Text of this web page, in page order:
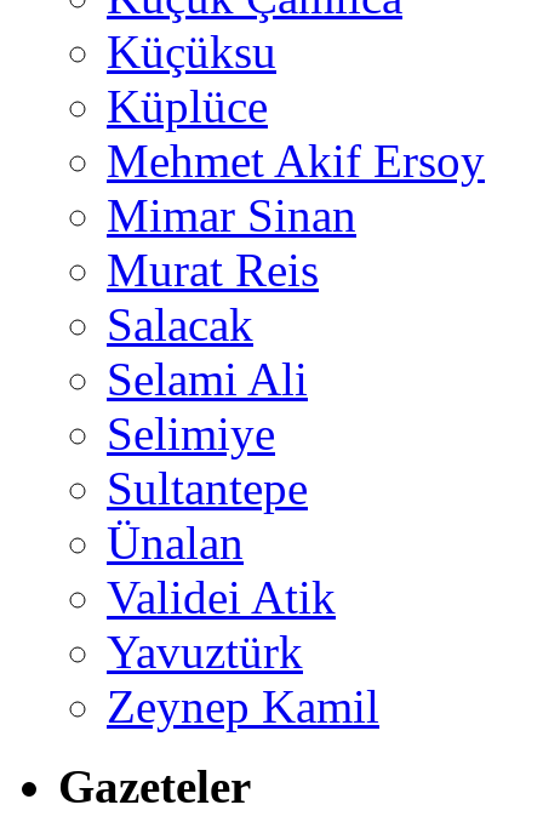
Küçüksu
Küplüce
Mehmet Akif Ersoy
Mimar Sinan
Murat Reis
Salacak
Selami Ali
Selimiye
Sultantepe
Ünalan
Validei Atik
Yavuztürk
Zeynep Kamil
Gazeteler